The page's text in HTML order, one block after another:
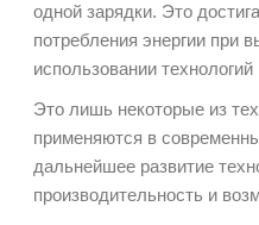
одной зарядки. Это
потребления энергии при
использовании
Это лишь некоторые из
применяются в
дальнейшее развитие
производительность и